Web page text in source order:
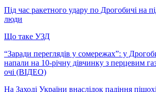
Під час ракетного удару по Дрогобичі на
люди
Що таке УЗД
“Заради переглядів у сомережах”: у
напали на 10-річну дівчинку з перцевим
очі (ВІДЕО)
На Заході України внаслідок падіння